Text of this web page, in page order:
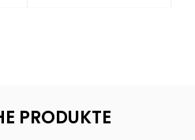
PRODUKTE